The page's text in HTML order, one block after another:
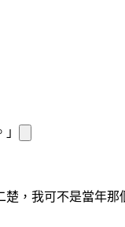
，我可不是當年